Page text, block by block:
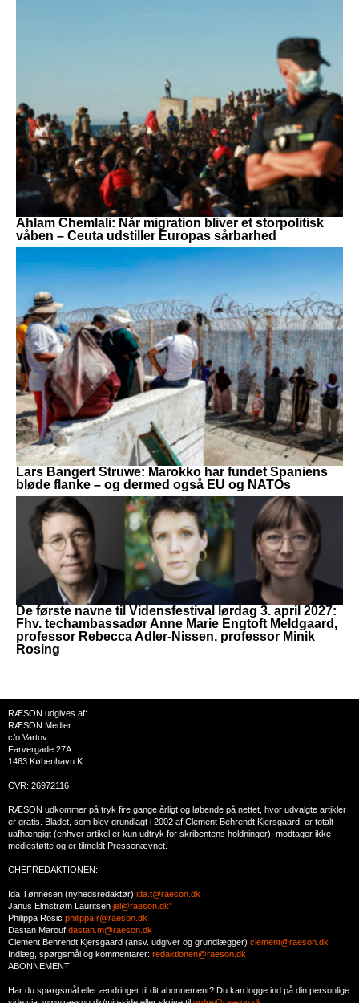
Ahlam Chemlali: Når migration bliver et storpolitisk
våben – Ceuta udstiller Europas sårbarhed
Lars Bangert Struwe: Marokko har fundet Spaniens
bløde flanke – og dermed også EU og NATOs
De første navne til Vidensfestival lørdag 3. april 2027:
Fhv. techambassadør Anne Marie Engtoft Meldgaard,
professor Rebecca Adler-Nissen, professor Minik
Rosing
RÆSON udgives af:
RÆSON Medier
c/o Vartov
Farvergade 27A
1463 København K
CVR: 26972116
RÆSON udkommer på tryk fire gange årligt og løbende på nettet, hvor udvalgte artikler
er gratis. Bladet, som blev grundlagt i 2002 af Clement Behrendt Kjersgaard, er totalt
uafhængigt (enhver artikel er kun udtryk for skribentens holdninger), modtager ikke
mediestøtte og er tilmeldt Pressenævnet.
CHEFREDAKTIONEN:
Ida Tønnesen (nyhedsredaktør) ida.t@raeson.dk
Janus Elmstrøm Lauritsen jel@raeson.dk"
Philippa Rosic philippa.r@raeson.dk
Dastan Marouf dastan.m@raeson.dk
Clement Behrendt Kjersgaard (ansv. udgiver og grundlægger) clement@raeson.dk
Indlæg, spørgsmål og kommentarer: redaktionen@raeson.dk
ABONNEMENT
Har du spørgsmål eller ændringer til dit abonnement? Du kan logge ind på din personlige